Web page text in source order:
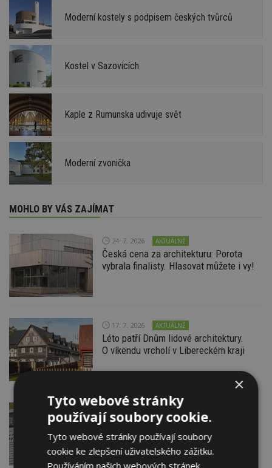
Moderní kostely s podpisem českých tvůrců
Kostel v Sazovicích
Kaple z Rumunska udivuje svět
Moderní zvonička
MOHLO BY VÁS ZAJÍMAT
24. 7. 2026 AKTUÁLNĚ
Česká cena za architekturu: Porota
vybrala finalisty. Hlasovat můžete i vy!
17. 7. 2026 AKTUÁLNĚ
Léto patří Dnům lidové architektury.
O víkendu vrcholí v Libereckém kraji
ESTAV DOPORUČUJE
Sbírky na opravu historických staveb
jsou v plném proudu. Zájem lidí roste
×
Tyto webové stránky
používají soubory cookie.
Tyto webové stránky používají soubory
cookie ke zlepšení uživatelského zážitku.
Používáním našich webových stránek